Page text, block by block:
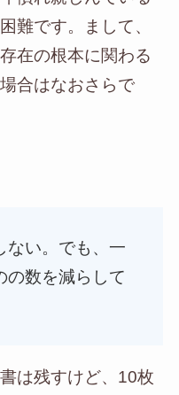
難です。まして、
在の根本に関わる
合はなおさらで
ない。でも、一
の数を減らして
は残すけど、10枚